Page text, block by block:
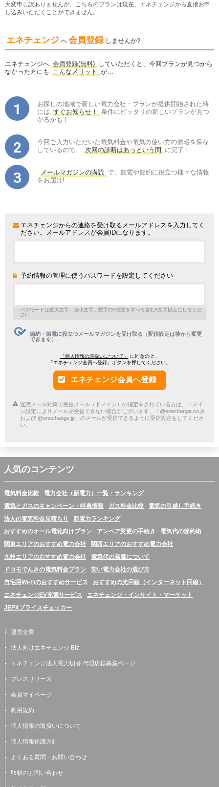
大変申し訳ありませんが、こちらのプランは現在、エネチェンジから直接お申
し込みいただくことができません。
エネチェンジ へ 会員登録 しませんか?
エネチェンジへ 会員登録(無料) していただくと、今回プランが見つから
なかった方にも
こんなメリット が…
お探しの地域で新しい電力会社・プランが提供開始された時
には すぐお知らせ！
条件にピッタリの新しいプランが見つ
かるかも！
今回ご入力いただいた電気料金や電気の使い方の情報を保存
しているので、
次回の診断はあっという間 に完了！
メールマガジンの購読 で、節電や節約に役立つ様々な情報
をお届け!
エネチェンジからの連絡を受け取るメールアドレスを入力してく
ださい。メールアドレスが会員IDになります。
予約情報の管理に使うパスワードを設定してください
パスワードは英大文字、英小文字、数字の3種類をすべて含む8文字以上にしてくだ
さい
節約・節電に役立つメールマガジンを受け取る（配信設定は後から変更
できます）
「個人情報の取扱いについて」
に同意の上、
「エネチェンジ会員へ登録」ボタンを押してください。
エネチェンジ会員へ登録
迷惑メール対策で受信メール（ドメイン）の指定をされている方は、ドメイ
ン設定によりメールが受信できない場合がございます。「@enechange.co.jp
および @enechange.jp」のメールが受信できるように受信設定をしてくださ
い。
人気のコンテンツ
電気料金比較
電力会社（新電力）一覧・ランキング
電気とガスのキャンペーン・特典情報
ガス料金比較
電気の引越し手続き
法人の電気料金見積もり
新電力ランキング
おすすめのオール電化向けプラン
アンペア変更の手続き
電気代の節約術
関東エリアのおすすめ電力会社
関西エリアのおすすめ電力会社
九州エリアのおすすめ電力会社
電気代の高騰について
ドコモでんきの電気料金プラン
安い電力会社の選び方
自宅用Wi-Fiのおすすめサービス
おすすめの光回線（インターネット回線）
エネチェンジEV充電サービス
エネチェンジ・インサイト・マーケット
JEPXプライスチェッカー
運営企業
法人向けエネチェンジ Biz
エネチェンジ法人電力切替 代理店様募集ページ
プレスリリース
会員マイページ
利用規約
個人情報の取扱いについて
個人情報保護方針
よくある質問・お問い合わせ
取材のお問い合わせ